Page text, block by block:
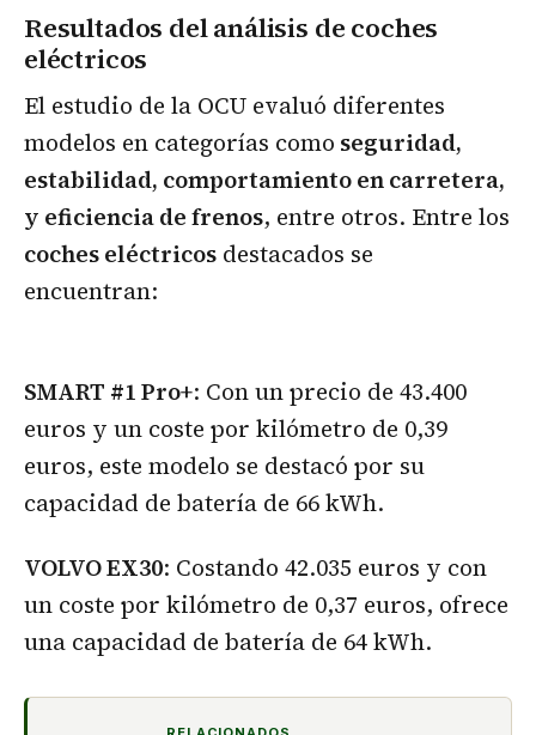
Resultados del análisis de coches
eléctricos
El estudio de la OCU evaluó diferentes
modelos en categorías como seguridad,
estabilidad, comportamiento en carretera,
y eficiencia de frenos, entre otros. Entre los
coches eléctricos destacados se
encuentran:
SMART #1 Pro+: Con un precio de 43.400
euros y un coste por kilómetro de 0,39
euros, este modelo se destacó por su
capacidad de batería de 66 kWh.
VOLVO EX30: Costando 42.035 euros y con
un coste por kilómetro de 0,37 euros, ofrece
una capacidad de batería de 64 kWh.